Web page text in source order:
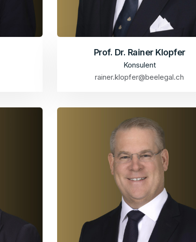
Prof. Dr. Rainer Klopfer
Konsulent
rainer.klopfer@beelegal.ch